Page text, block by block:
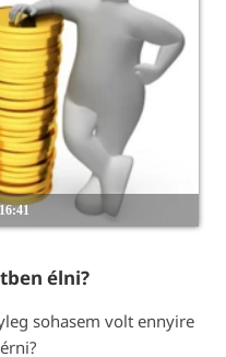
élni?
sohasem volt ennyire